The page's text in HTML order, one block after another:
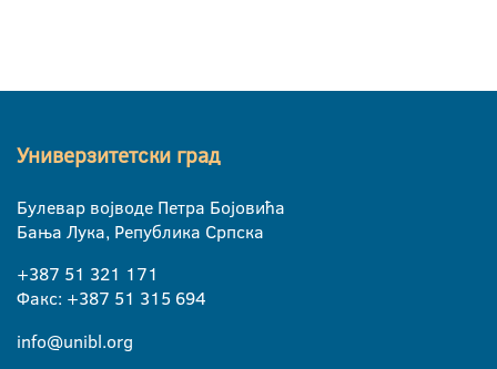
Универзитетски град
Булевар војводе Петра Бојовића
Бања Лука, Република Српска
+387 51 321 171
Факс: +387 51 315 694
info@unibl.org